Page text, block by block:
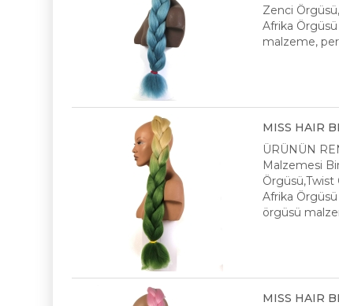
Zenci
Afrika
malzeme,
MISS HAIR
ÜRÜNÜN
Malzemesi
Örgüsü,Twist
Afrika
örgüsü
MISS HAIR